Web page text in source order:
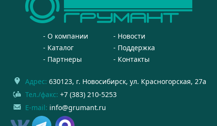
О компании
Новости
Каталог
Поддержка
Партнеры
Контакты
Адрес: 630123, г. Новосибирск, ул. Красногорская, 27а
Тел./факс: +7 (383) 210-5253
E-mail: info@grumant.ru